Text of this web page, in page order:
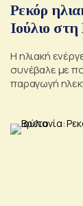
Ρεκόρ
Ιούλιο
Η ηλιακή
συνέβαλε με
παραγωγή